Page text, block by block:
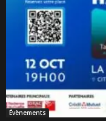
Évènements